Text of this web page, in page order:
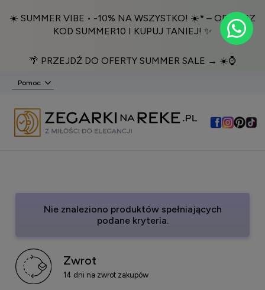
☀️ SUMMER VIBE • -10% NA WSZYSTKO! ☀️* – ODBIERZ
KOD SUMMER10 I KUPUJ TANIEJ! ✨
🌴 PRZEJDŹ DO OFERTY SUMMER SALE → ☀️⌚️
Pomoc
Nie znaleziono produktów spełniających
podane kryteria.
Zwrot
14 dni na zwrot zakupów